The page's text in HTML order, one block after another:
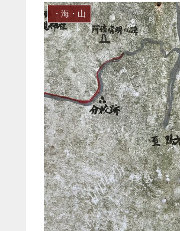
・海・山